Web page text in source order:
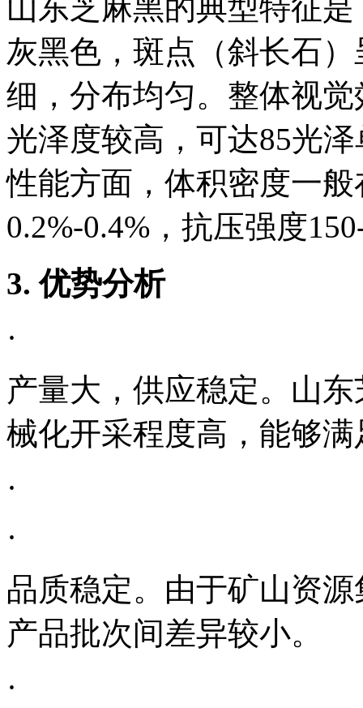
山东芝麻黑的典型特征
灰黑色，斑点（斜长石
细，分布均匀。整体视
光泽度较高，可达85光
性能方面，体积密度一般
0.2%-0.4%，抗压强度
3. 优势分析
·
产量大，供应稳定。山
械化开采程度高，能够
·
·
品质稳定。由于矿山资
产品批次间差异较小。
·